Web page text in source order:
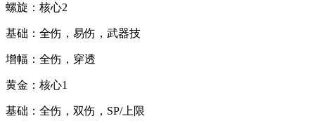
螺旋：核心2
基础：全伤，易伤，武器技
增幅：全伤，穿透
黄金：核心1
基础：全伤，双伤，SP/上限